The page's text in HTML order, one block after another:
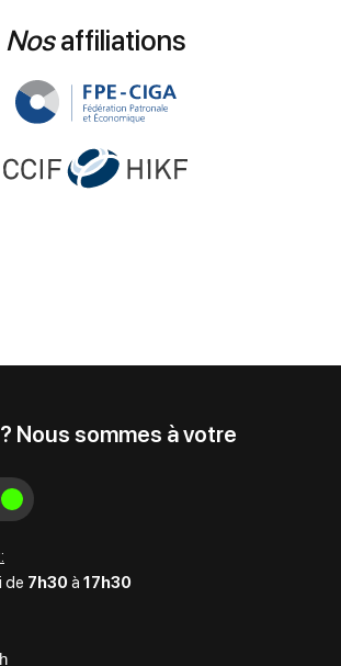
Nosaffiliations
Nous sommes à votre
de 7h30 à 17h30